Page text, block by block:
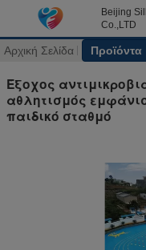
Beijing
Co.,LTD
Αρχική Σελίδα Προϊόντα
Έξοχος
αθλητισμός
παιδικό σταθμό